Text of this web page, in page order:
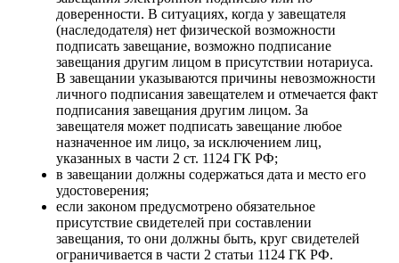
доверенности. В ситуациях, когда у завещателя
(наследодателя) нет физической возможности
подписать завещание, возможно подписание
завещания другим лицом в присутствии нотариуса.
В завещании указываются причины невозможности
личного подписания завещателем и отмечается факт
подписания завещания другим лицом. За
завещателя может подписать завещание любое
назначенное им лицо, за исключением лиц,
указанных в части 2 ст. 1124 ГК РФ;
в завещании должны содержаться дата и место его
удостоверения;
если законом предусмотрено обязательное
присутствие свидетелей при составлении
завещания, то они должны быть, круг свидетелей
ограничивается в части 2 статьи 1124 ГК РФ.